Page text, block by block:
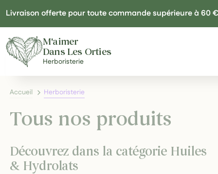
Livraison offerte pour toute commande supérieure à 60 €
M'aimer
Dans Les Orties
Herboristerie
Accueil Herboristerie
Tous nos produits
Découvrez dans la catégorie Huiles
& Hydrolats